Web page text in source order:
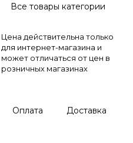
Все товары категории
Цена действительна только
для интернет-магазина и
может отличаться от цен в
розничных магазинах
Оплата Доставка